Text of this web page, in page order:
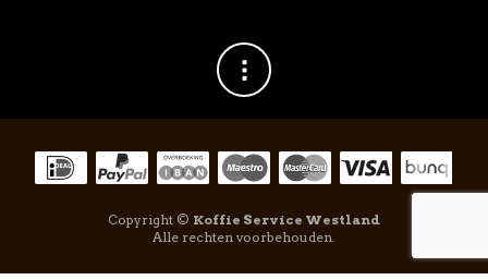
Copyright © Koffie Service Westland
Alle rechten voorbehouden.